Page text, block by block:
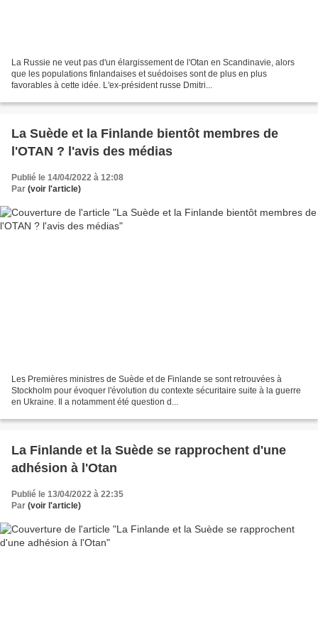
La Russie ne veut pas d'un élargissement de l'Otan en Scandinavie, alors
que les populations finlandaises et suédoises sont de plus en plus
favorables à cette idée. L'ex-président russe Dmitri...
La Suède et la Finlande bientôt membres de
l'OTAN ? l'avis des médias
Publié le 14/04/2022 à 12:08
Par (voir l'article)
Les Premières ministres de Suède et de Finlande se sont retrouvées à
Stockholm pour évoquer l'évolution du contexte sécuritaire suite à la guerre
en Ukraine. Il a notamment été question d...
La Finlande et la Suède se rapprochent d'une
adhésion à l'Otan
Publié le 13/04/2022 à 22:35
Par (voir l'article)